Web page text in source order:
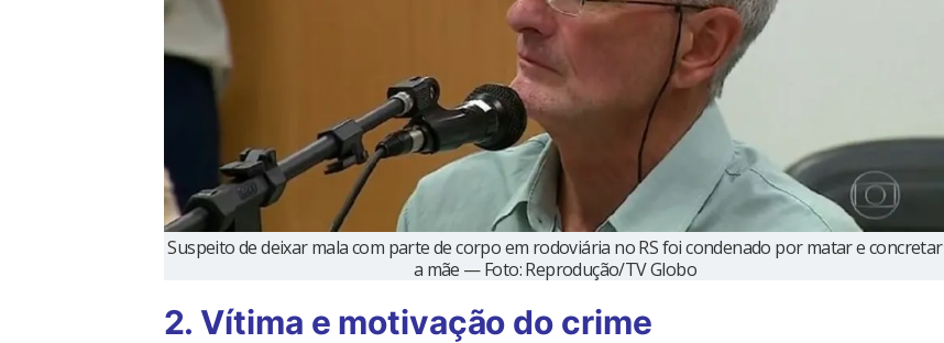
Suspeito de deixar mala com parte de corpo em rodoviária no RS foi condenado por matar e concretar
a mãe — Foto: Reprodução/TV Globo
2. Vítima e motivação do crime